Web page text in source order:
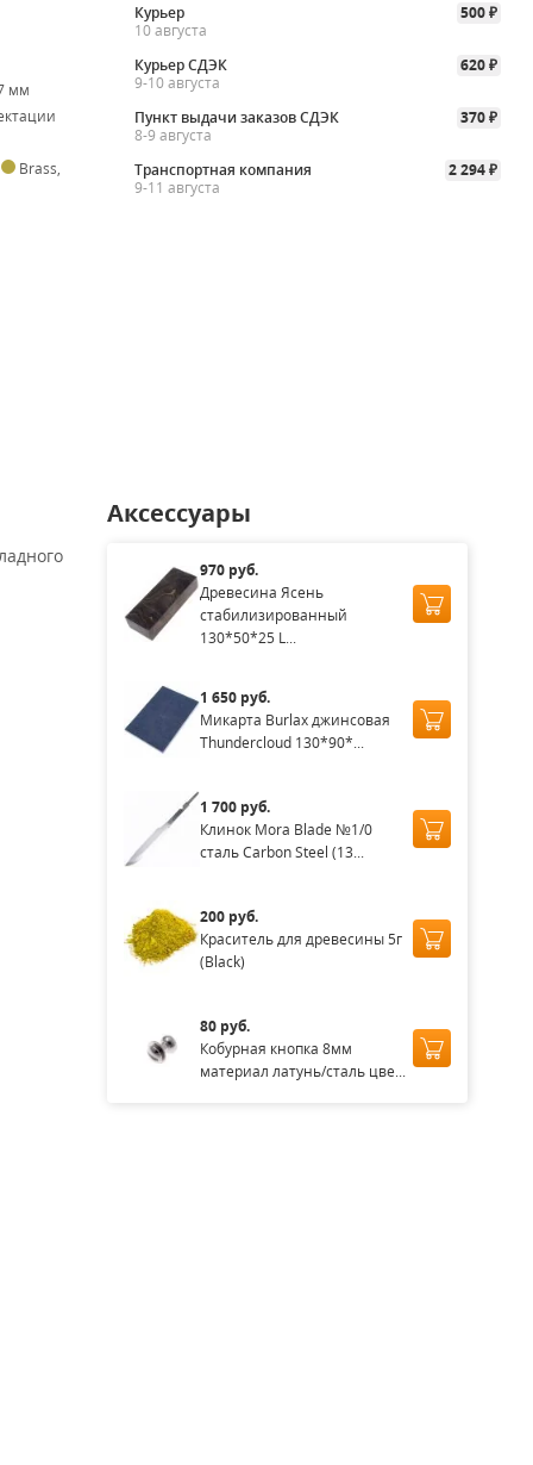
мм
Brass,
Курьер 500 ₽
10 августа
Курьер СДЭК
620 ₽
9-10 августа
Пункт выдачи заказов СДЭК
370 ₽
8-9 августа
Транспортная компания
2 294 ₽
9-11 августа
Аксессуары
970 руб.
Древесина Ясень
стабилизированный
130*50*25 L...
1 650 руб.
Микарта Burlax джинсовая
Thundercloud 130*90*...
1 700 руб.
Клинок Mora Blade №1/0
сталь Carbon Steel (13...
200 руб.
Краситель для древесины 5г
(Black)
80 руб.
Кобурная кнопка 8мм
материал латунь/сталь цве...